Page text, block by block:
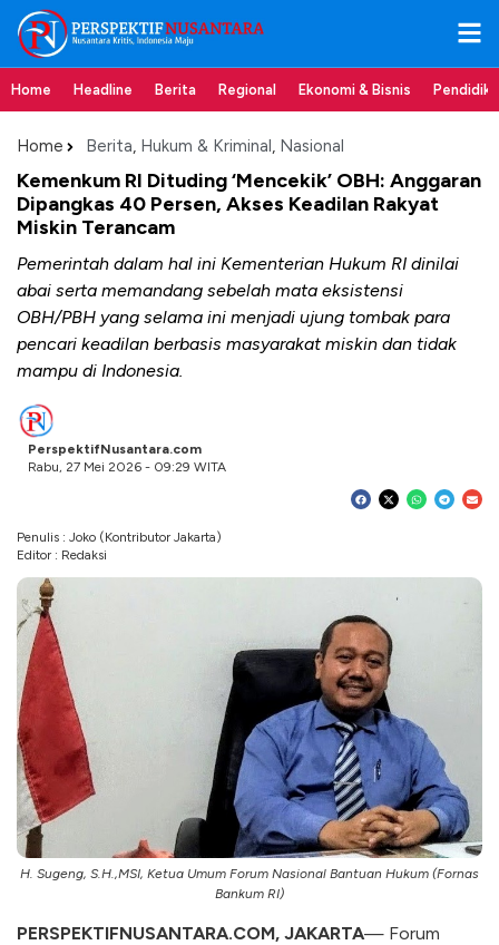
Home Headline Berita Regional Ekonomi & Bisnis
Home Berita, Hukum & Kriminal, Nasional
Kemenkum RI Dituding ‘Mencekik’ OBH: Anggaran
Dipangkas 40 Persen, Akses Keadilan Rakyat
Miskin Terancam
Pemerintah dalam hal ini Kementerian Hukum RI dinilai
abai serta memandang sebelah mata eksistensi
OBH/PBH yang selama ini menjadi ujung tombak para
pencari keadilan berbasis masyarakat miskin dan tidak
mampu di Indonesia.
PerspektifNusantara.com
Rabu, 27 Mei 2026 - 09:29 WITA
Penulis : Joko (Kontributor Jakarta)
Editor : Redaksi
H. Sugeng, S.H.,MSI, Ketua Umum Forum Nasional Bantuan Hukum (Fornas
Bankum RI)
PERSPEKTIFNUSANTARA.COM, JAKARTA— Forum